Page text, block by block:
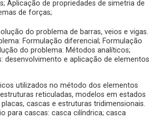
Aplicação de propriedades de simetria de
de forças;
do problema de barras, veios e vigas.
Formulação diferencial; Formulação
do problema: Métodos analíticos;
desenvolvimento e aplicação de elementos
utilizados no método dos elementos
reticuladas, modelos em estados
cascas e estruturas tridimensionais.
para cascas: casca cilíndrica; casca